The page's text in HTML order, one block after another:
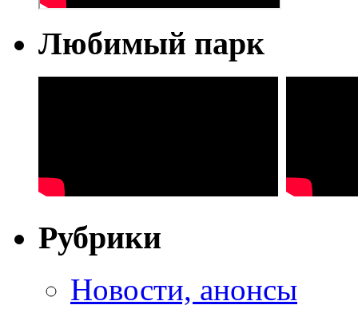
Любимый парк
Рубрики
Новости, анонсы